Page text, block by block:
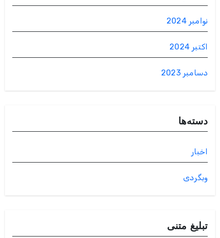
نوامبر 2024
اکتبر 2024
دسامبر 2023
دسته‌ها
اخبار
وبگردی
تبلیغ متنی